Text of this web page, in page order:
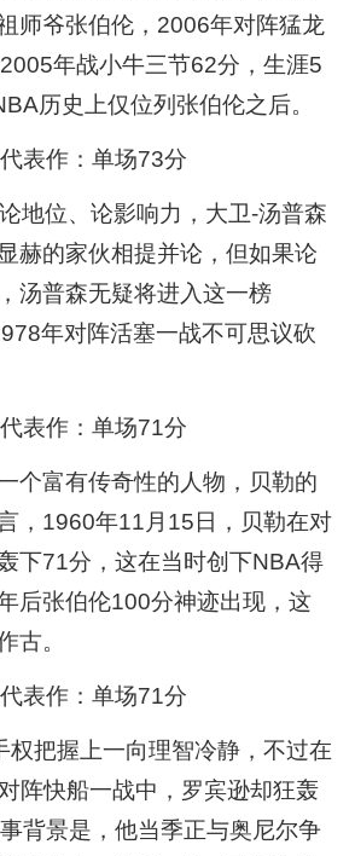
师爷张伯伦，2006年对阵猛龙
年战小牛三节62分，生涯5
历史上仅位列张伯伦之后。
表作：单场73分
地位、论影响力，大卫-汤普森
赫的家伙相提并论，但如果论
汤普森无疑将进入这一榜
年对阵活塞一战不可思议砍
表作：单场71分
个富有传奇性的人物，贝勒的
，1960年11月15日，贝勒在对
下71分，这在当时创下NBA得
后张伯伦100分神迹出现，这
古。
表作：单场71分
权把握上一向理智冷静，不过在
阵快船一战中，罗宾逊却狂轰
背景是，他当季正与奥尼尔争